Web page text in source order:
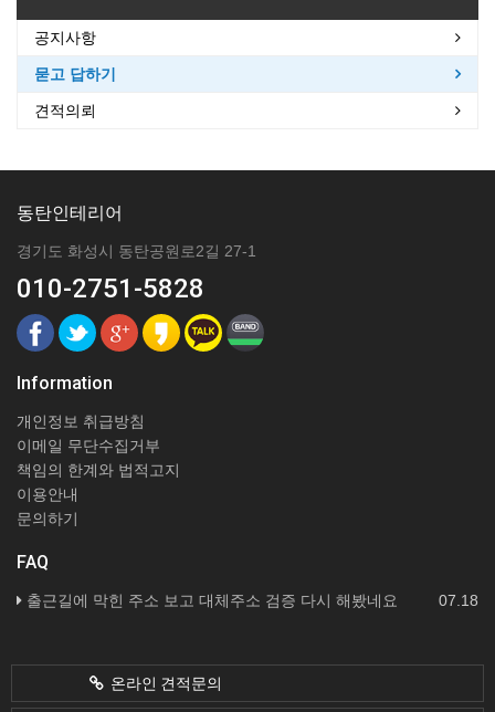
공지사항
묻고 답하기
견적의뢰
동탄인테리어
경기도 화성시 동탄공원로2길 27-1
010-2751-5828
Information
개인정보 취급방침
이메일 무단수집거부
책임의 한계와 법적고지
이용안내
문의하기
FAQ
07.18
출근길에 막힌 주소 보고 대체주소 검증 다시 해봤네요
온라인 견적문의